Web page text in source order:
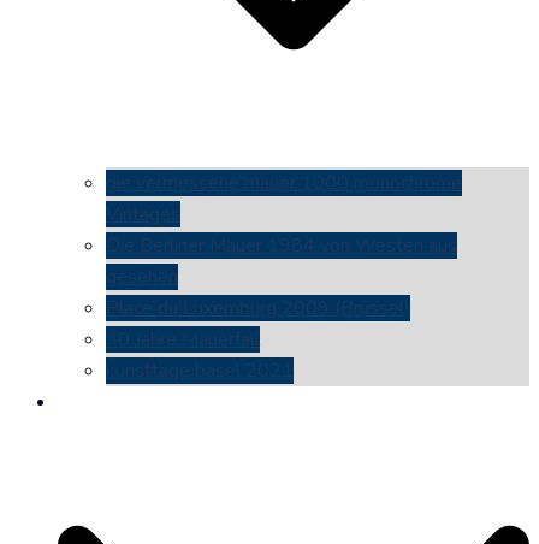
die vermessene mauer 1000 monochrome
Vintages
Die Berliner Mauer 1984 von Westen aus
gesehen
Place du Luxemburg 2009 (Brüssel)
30 Jahre Mauerfall
kunsttage basel 2021